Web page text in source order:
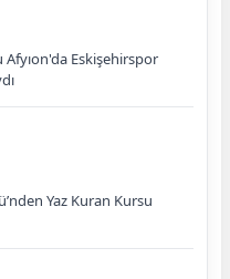
Eskişehirspor
Yaz Kuran Kursu